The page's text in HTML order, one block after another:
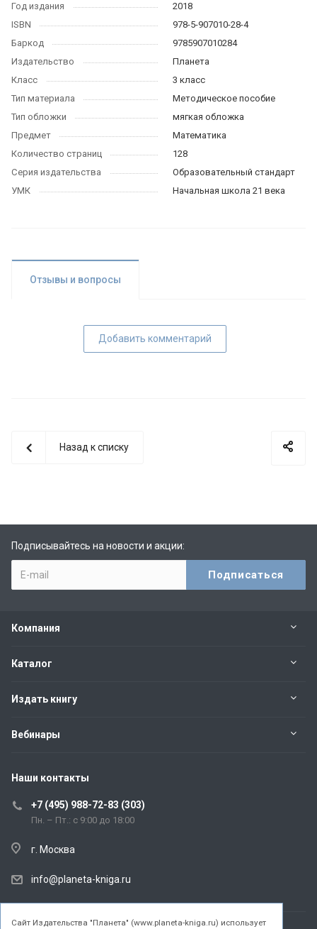
Год издания
2018
ISBN
978-5-907010-28-4
Баркод
9785907010284
Издательство
Планета
Класс
3 класс
Тип материала
Методическое пособие
Тип обложки
мягкая обложка
Предмет
Математика
Количество страниц
128
Серия издательства
Образовательный стандарт
УМК
Начальная школа 21 века
Отзывы и вопросы
Добавить комментарий
Назад к списку
Подписывайтесь на новости и акции:
Компания
Каталог
Издать книгу
Вебинары
Наши контакты
+7 (495) 988-72-83 (303)
Пн. – Пт.: с 9:00 до 18:00
г. Москва
info@planeta-kniga.ru
Cайт Издательства "Планета" (www.planeta-kniga.ru) использует